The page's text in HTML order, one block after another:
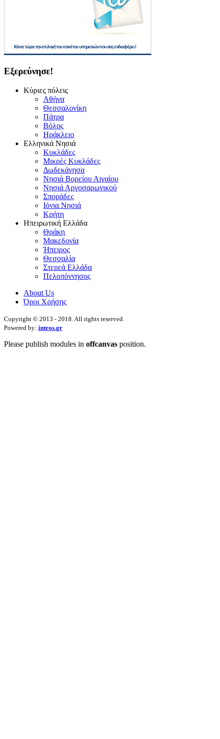
Εξερεύνησε!
Κύριες πόλεις
Αθήνα
Θεσσαλονίκη
Πάτρα
Βόλος
Ηράκλειο
Ελληνικά Νησιά
Κυκλάδες
Μικρές Κυκλάδες
Δωδεκάνησα
Νησιά Βορείου Αιγαίου
Νησιά Αργοσαρωνικού
Σποράδες
Ιόνια Νησιά
Κρήτη
Ηπειρωτική Ελλάδα
Θράκη
Μακεδονία
Ήπειρος
Θεσσαλία
Στερεά Ελλάδα
Πελοπόννησος
About Us
Όροι Χρήσης
Copyright © 2013 - 2018. All rights reserved.
Powered by: intros.gr
Please publish modules in offcanvas position.